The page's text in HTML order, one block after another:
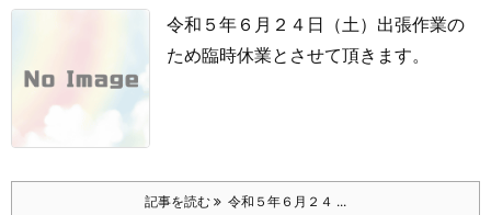
令和５年６月２４日（土）出張作業の
ため臨時休業とさせて頂きます。
記事を読む 令和５年６月２４ ...